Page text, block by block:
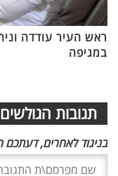
ראש העיר עודדה
במגיפה
תגובות
בניגוד לאחרים, דעתכם